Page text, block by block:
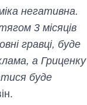
негативна.
3 місяців
гравці, буде
а Гриценку
буде